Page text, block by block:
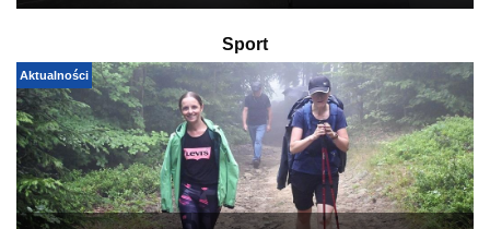
Sport
Aktualności